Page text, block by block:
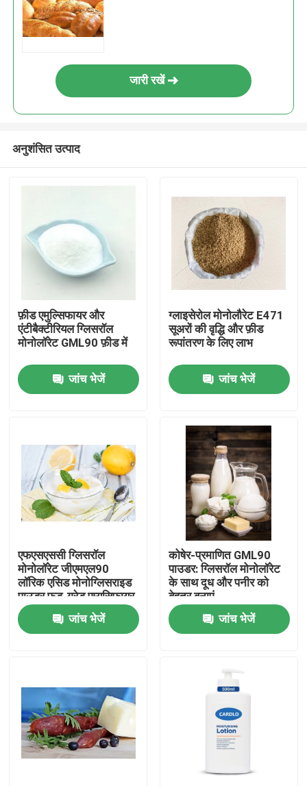
घर
वीडियो
वीआर शो
हमारे बारे में
कारखाना भ्रमण
संपर्क करें
समाचार
जारी रखें
अनुशंसित उत्पाद
फ़ीड एमुल्सिफायर और
एंटीबैक्टीरियल ग्लिसरॉल
मोनोलॉरेट GML90 फ़ीड में
जांच भेजें
ग्लाइसेरोल मोनोलौरेट E471
सूअरों की वृद्धि और फ़ीड
रूपांतरण के लिए लाभ
जांच भेजें
एफएसएससी ग्लिसरॉल
मोनोलॉरेट जीएमएल90
लॉरिक एसिड मोनोग्लिसराइड
पाउडर फूड-ग्रेड एम्यूसिफायर
जांच भेजें
कोषेर-प्रमाणित GML90
पाउडर: ग्लिसरॉल मोनोलॉरेट
के साथ दूध और पनीर को
बेहतर बनाएं
जांच भेजें